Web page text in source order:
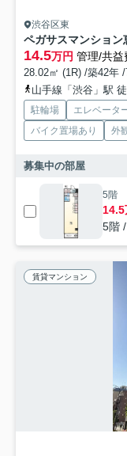
渋谷区東
ペガサスマンション
14.5万円 管理/共益
28.02㎡ (1R) /築42年 /
山手線「渋谷」駅
駐輪場 エレベータ
バイク置場あり
外
募集中の部屋
5階
14.5
5階
賃貸マンション